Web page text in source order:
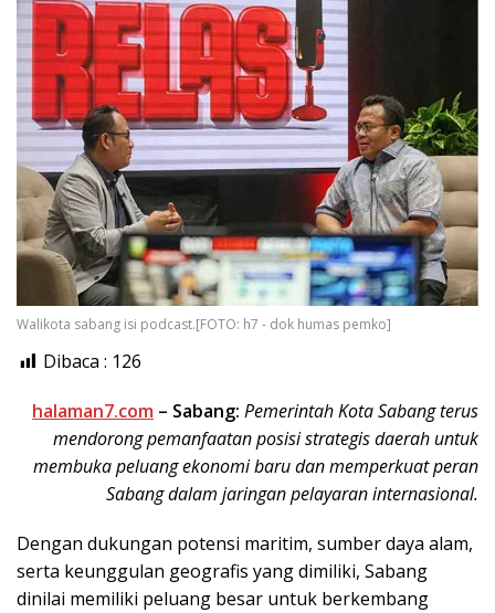
Walikota sabang isi podcast.[FOTO: h7 - dok humas pemko]
Dibaca : 126
halaman7.com – Sabang: Pemerintah Kota Sabang terus
mendorong pemanfaatan posisi strategis daerah untuk
membuka peluang ekonomi baru dan memperkuat peran
Sabang dalam jaringan pelayaran internasional.
Dengan dukungan potensi maritim, sumber daya alam,
serta keunggulan geografis yang dimiliki, Sabang
dinilai memiliki peluang besar untuk berkembang